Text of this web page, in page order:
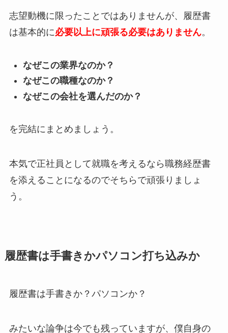
志望動機に限ったことではありませんが、履歴書
は基本的に必要以上に頑張る必要はありません。
なぜこの業界なのか？
なぜこの職種なのか？
なぜこの会社を選んだのか？
を完結にまとめましょう。
本気で正社員として就職を考えるなら職務経歴書
を添えることになるのでそちらで頑張りましょ
う。
履歴書は手書きかパソコン打ち込みか
履歴書は手書きか？パソコンか？
みたいな論争は今でも残っていますが、僕自身の